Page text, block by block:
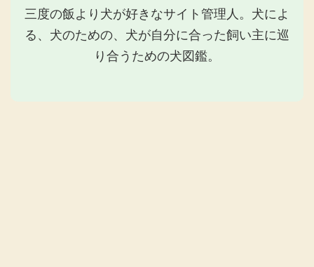
三度の飯より犬が好きなサイト管理人。犬によ
る、犬のための、犬が自分に合った飼い主に巡
り合うための犬図鑑。